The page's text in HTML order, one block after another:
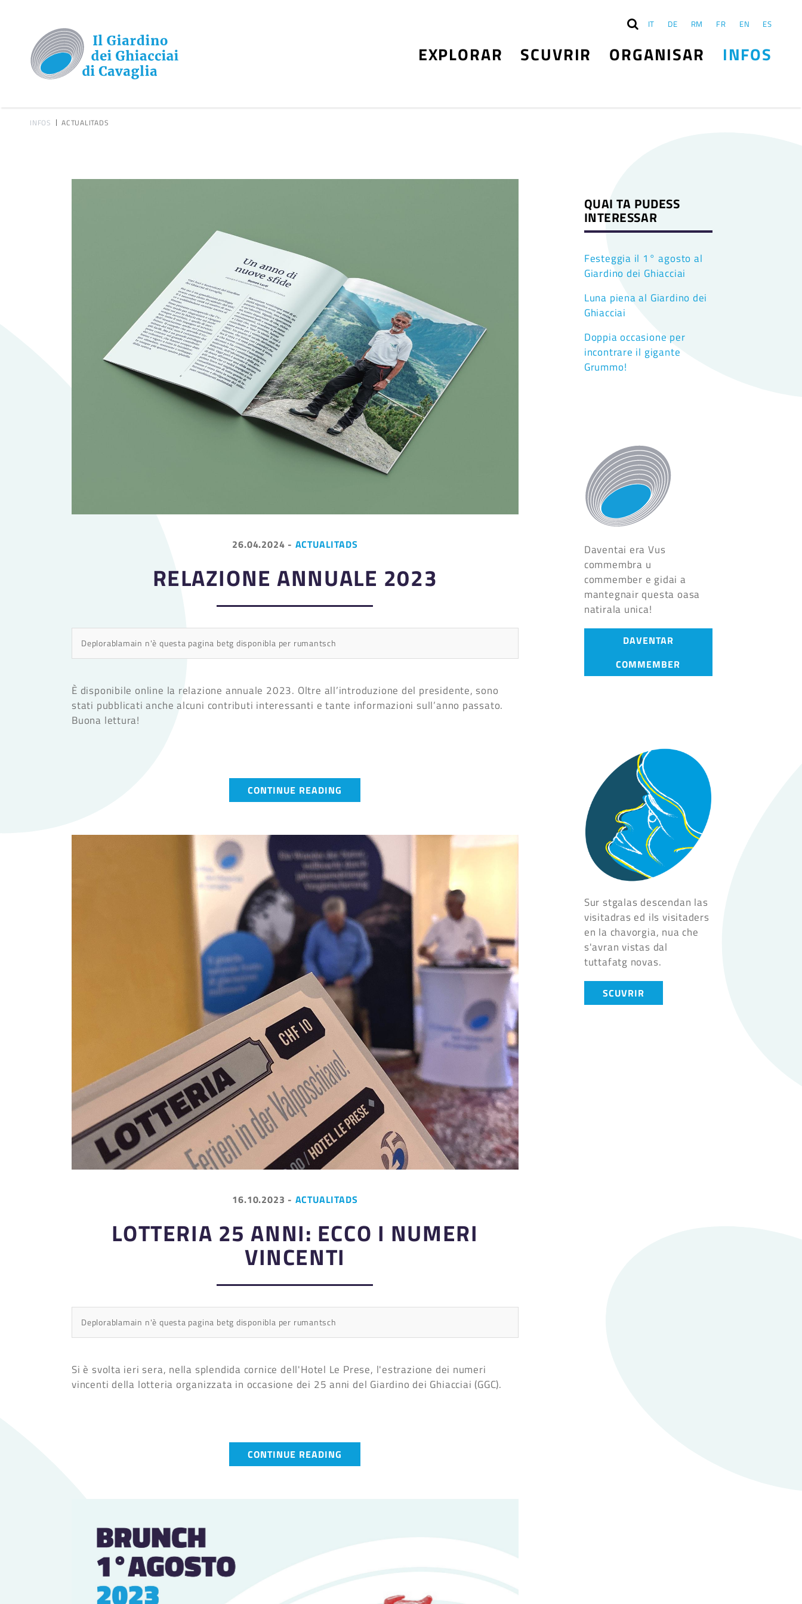
IT DE RM FR EN ES
EXPLORAR SCUVRIR ORGANISAR INFOS
INFOS ACTUALITADS
26.04.2024 - ACTUALITADS
RELAZIONE ANNUALE 2023
Deplorablamain n'è questa pagina betg disponibla per rumantsch
È disponibile online la relazione annuale 2023. Oltre all’introduzione del presidente, sono
stati pubblicati anche alcuni contributi interessanti e tante informazioni sull’anno passato.
Buona lettura!
CONTINUE READING
16.10.2023 - ACTUALITADS
LOTTERIA 25 ANNI: ECCO I NUMERI
VINCENTI
Deplorablamain n'è questa pagina betg disponibla per rumantsch
Si è svolta ieri sera, nella splendida cornice dell'Hotel Le Prese, l'estrazione dei numeri
vincenti della lotteria organizzata in occasione dei 25 anni del Giardino dei Ghiacciai (GGC).
CONTINUE READING
QUAI TA PUDESS
INTERESSAR
Festeggia il 1° agosto al
Giardino dei Ghiacciai
Luna piena al Giardino dei
Ghiacciai
Doppia occasione per
incontrare il gigante
Grummo!
Daventai era Vus
commembra u
commember e gidai a
mantegnair questa oasa
natirala unica!
DAVENTAR
COMMEMBER
Sur stgalas descendan las
visitadras ed ils visitaders
en la chavorgia, nua che
s'avran vistas dal
tuttafatg novas.
SCUVRIR